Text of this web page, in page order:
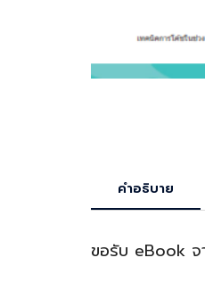
คำอธิบาย
ขอรับ eBook